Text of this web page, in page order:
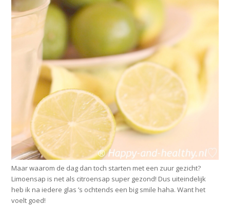
Maar waarom de dag dan toch starten met een zuur gezicht?
Limoensap is net als citroensap super gezond! Dus uiteindelijk
heb ik na iedere glas ’s ochtends een big smile haha. Want het
voelt goed!